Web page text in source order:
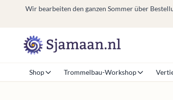
Wir bearbeiten den ganzen Sommer über
Shop Trommelbau-Workshop